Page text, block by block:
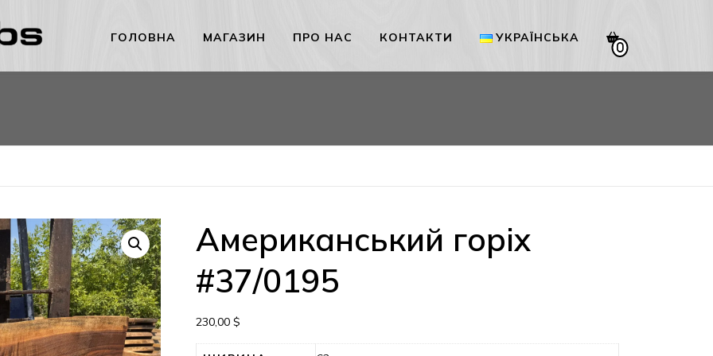
ГОЛОВНА МАГАЗИН ПРО НАС КОНТАКТИ УКРАЇНСЬКА
0
Американський горіх
#37/0195
230,00$